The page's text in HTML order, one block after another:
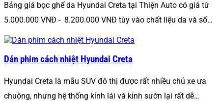
Bảng giá bọc ghế da Hyundai Creta tại Thiện Auto có giá từ
5.000.000 VNĐ - 8.200.000 VNĐ tùy vào chất liệu da và số…
Dán phim cách nhiệt Hyundai Creta
Hyundai Creta là mẫu SUV đô thị được rất nhiều chủ xe ưa
chuộng, nhưng hệ thống kính lái và kính sườn lại rất dễ…